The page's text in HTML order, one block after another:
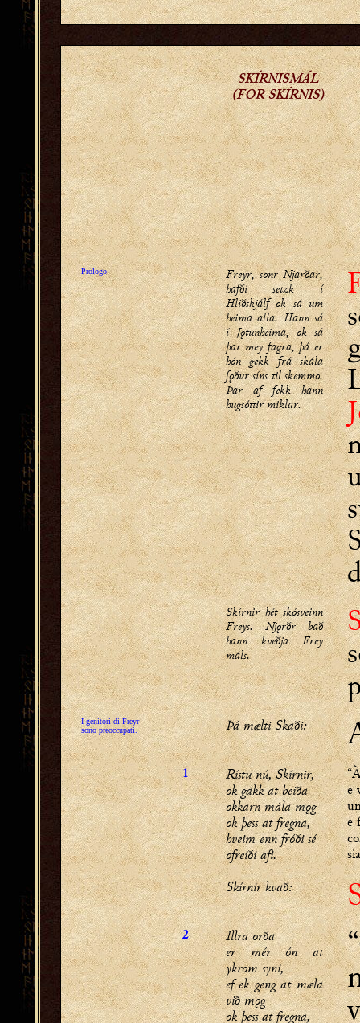
SKÍRNISMÁL
(FOR SKÍRNIS)
Prologo
Freyr, sonr Njarðar,
hafði setzk í
Hliðskjálf ok sá um
heima alla. Hann sá
í Jǫtunheima, ok sá
þar mey fagra, þá er
hón gekk frá skála
fǫður síns til skemmo.
Þar af fekk hann
hugsóttir miklar.
Skírnir hét skósveinn
Freys. Njǫrðr bað
hann kveðja Frey
máls.
I genitori di Freyr
sono preoccupati.
Þá mælti Skaði:
1
Rístu nú, Skírnir,
ok gakk at beiða
okkarn mála mǫg
ok þess at fregna,
hveim enn fróði sé
ofreiði afi.
e
e
Skírnir kvað:
2
Illra orða
er mér ón at
ykrom syni,
ef ek geng at mæla
við mǫg
ok þess at fregna,